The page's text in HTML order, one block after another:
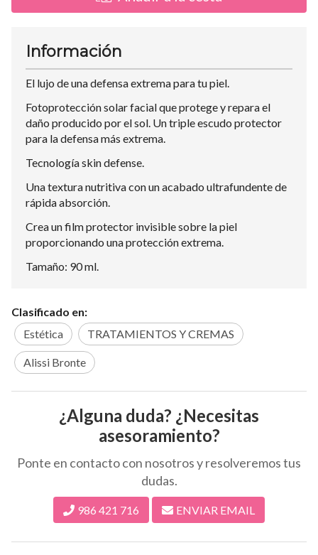
Información
El lujo de una defensa extrema para tu piel.
Fotoprotección solar facial que protege y repara el
daño producido por el sol. Un triple escudo protector
para la defensa más extrema.
Tecnología skin defense.
Una textura nutritiva con un acabado ultrafundente de
rápida absorción.
Crea un film protector invisible sobre la piel
proporcionando una protección extrema.
Tamaño: 90 ml.
Clasificado en:
Estética
TRATAMIENTOS Y CREMAS
Alissi Bronte
¿Alguna duda? ¿Necesitas
asesoramiento?
Ponte en contacto con nosotros y resolveremos tus
dudas.
986 421 716 ENVIAR EMAIL